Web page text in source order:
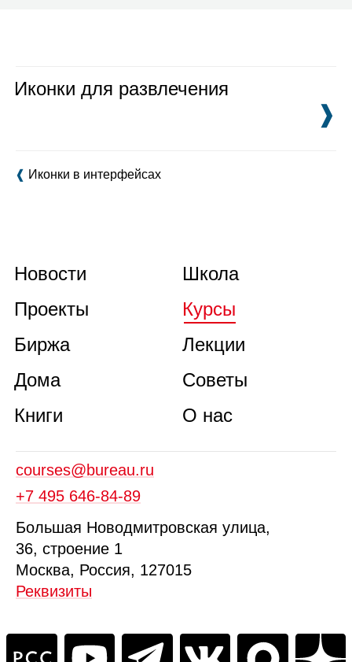
❰ Иконки в интерфейсах
Иконки для развлечения
❱
Новости
Проекты
Биржа
Дома
Книги
Школа
Курсы
Лекции
Советы
О нас
courses@bureau.ru
+7 495 646‑84‑89
Большая Новодмитровская улица,
36, строение 1
Москва, Россия, 127015
Реквизиты